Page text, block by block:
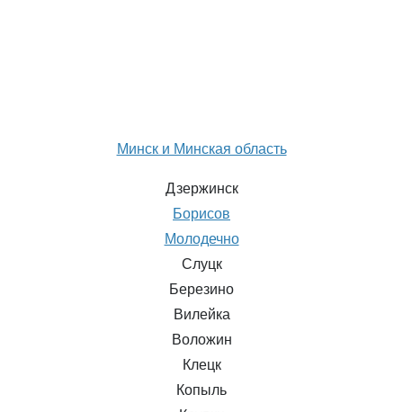
Минск и Минская область
Дзержинск
Борисов
Молодечно
Слуцк
Березино
Вилейка
Воложин
Клецк
Копыль